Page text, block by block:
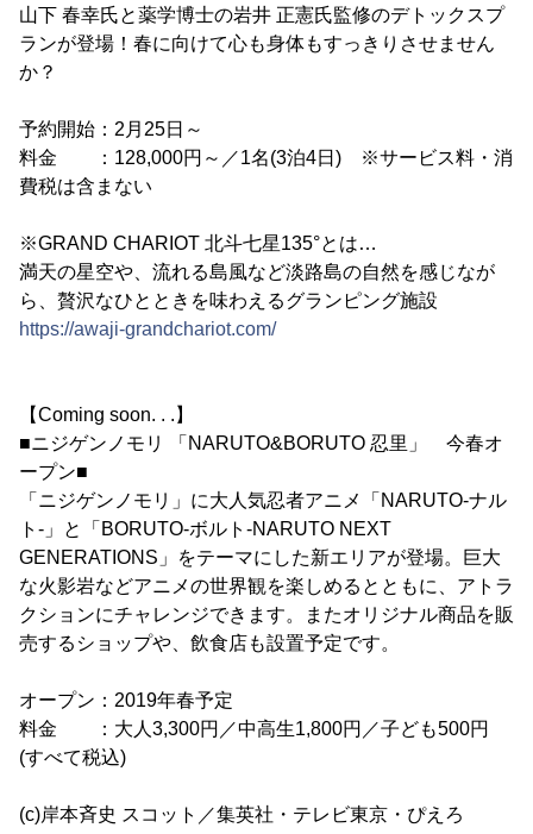
山下 春幸氏と薬学博士の岩井 正憲氏監修のデトックスプ
ランが登場！春に向けて心も身体もすっきりさせません
か？
予約開始：2月25日～
料金 ：128,000円～／1名(3泊4日) ※サービス料・消
費税は含まない
※GRAND CHARIOT 北斗七星135°とは…
満天の星空や、流れる島風など淡路島の自然を感じなが
ら、贅沢なひとときを味わえるグランピング施設
https://awaji-grandchariot.com/
【Coming soon. . .】
■ニジゲンノモリ 「NARUTO&BORUTO 忍里」 今春オ
ープン■
「ニジゲンノモリ」に大人気忍者アニメ「NARUTO-ナル
ト-」と「BORUTO-ボルト-NARUTO NEXT
GENERATIONS」をテーマにした新エリアが登場。巨大
な火影岩などアニメの世界観を楽しめるとともに、アトラ
クションにチャレンジできます。またオリジナル商品を販
売するショップや、飲食店も設置予定です。
オープン：2019年春予定
料金 ：大人3,300円／中高生1,800円／子ども500円
(すべて税込)
(c)岸本斉史 スコット／集英社・テレビ東京・ぴえろ